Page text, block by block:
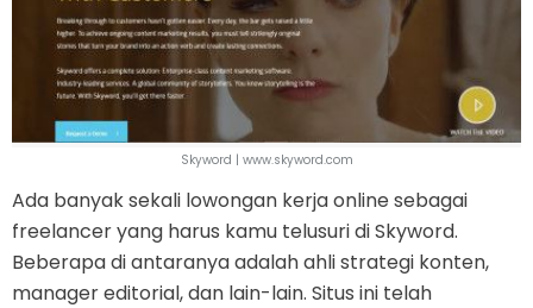
Skyword | www.skyword.com
Ada banyak sekali lowongan kerja online sebagai
freelancer yang harus kamu telusuri di Skyword.
Beberapa di antaranya adalah ahli strategi konten,
manager editorial, dan lain-lain. Situs ini telah